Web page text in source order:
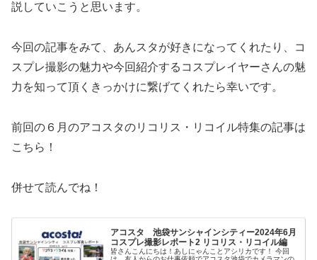
説していこうと思います。
今回の記事をみて、あんスタが好きになってくれたり、コ
スプレ撮影の魅力や今回紹介するコスプレイヤーさんの魅
力を知って頂くきっかけに繋げてくれたら幸いです。
前回の６月のアコスタのリコリス・リコイル特集の記事は
こちら！
併せて読んでね！
アコスタ 池袋サンシャインシティー2024年6月
コスプレ撮影レポート2 リコリス・リコイル編
皆さんこんにちは！あしにゃんことアシリカです！ 今回